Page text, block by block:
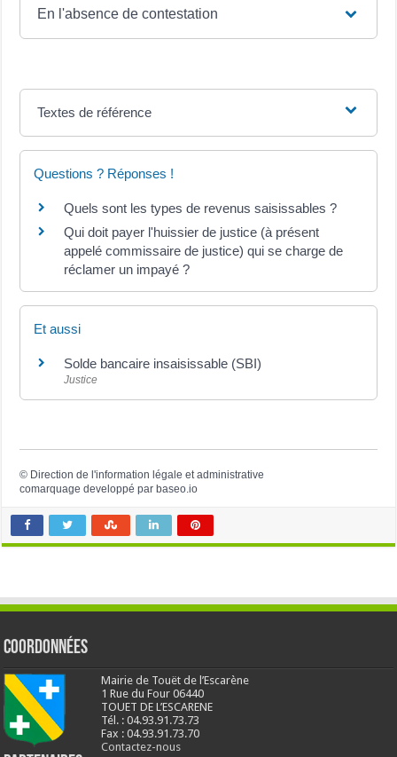
En l'absence de contestation
Textes de référence
Questions ? Réponses !
Quels sont les types de revenus saisissables ?
Qui doit payer l'huissier de justice (à présent
appelé commissaire de justice) qui se charge de
réclamer un impayé ?
Et aussi
Solde bancaire insaisissable (SBI)
Justice
© Direction de l'information légale et administrative
comarquage developpé par baseo.io
Coordonnées
Mairie de Touët de l’Escarène
1 Rue du Four 06440
TOUET DE L’ESCARENE
Tél. : 04.93.91.73.73
Fax : 04.93.91.73.70
Contactez-nous